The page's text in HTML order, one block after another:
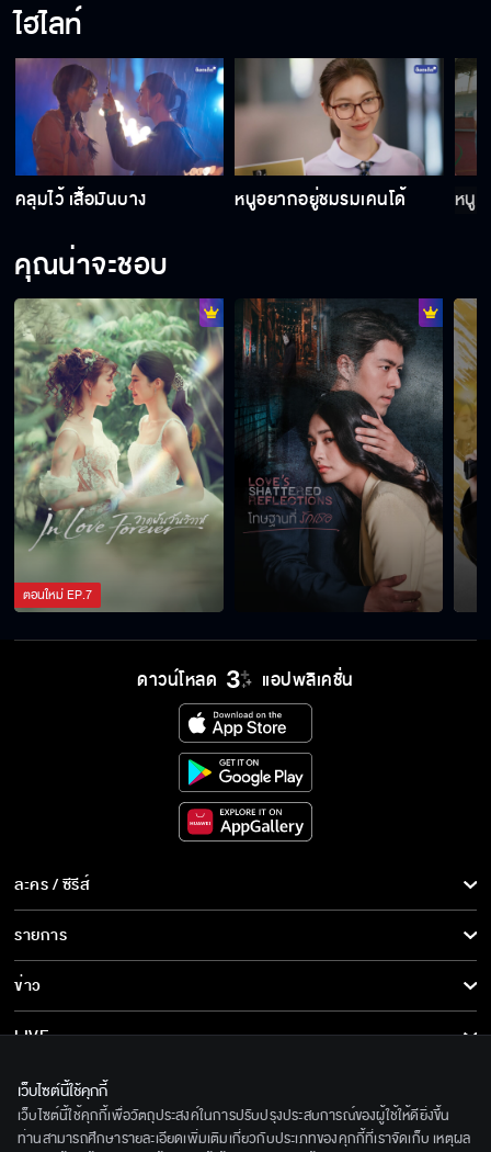
ไอร่า คิดถึงจังเลย
ถ้าไอร่าเป็นอะไรไป พี่จะไม่ให้อภัยตัวเอง
จะอิจฉาใคร ช่วยดูตัวเองก่อนนะ
ตะวันอยากปกป้องเขา ในฐานะบอดี้การ์ดหรือคู่
ชีวิต
จัดฉากถ่ายรูปทำลายชื่อเสียงไอร่า
อย่าหวังแต่ประโยชน์จากศิลปินอย่างเดียว
อย่าไปไหนอีกเลยนะ
ไอร่าเป็นรุ่นน้องพี่ตะวัน
พี่ไม่เป็นอะไร
ไฮไลท์
คลุมไว้ เสื้อมันบาง หนูอยากอยู่ชมรมเคนโด้ หนูจ
คุณน่าจะชอบ
ตอนใหม่EP.7
ดาวน์โหลด แอปพลิเคชั่น
ละคร / ซีรีส์
ละคร/ซีรีส์
ซีรีส์นานาชาติ
การ์ตูน & เกม
รายการ
รายการทั้งหมด
ข่าว
ข่าวทั้งหมด
ข่าวประชาสัมพันธ์
LIVE
เกี่ยวกับเรา
BEC World
ติดตามเราได้ที่
เว็บไซต์นี้ใช้คุกกี้
เว็บไซต์นี้ใช้คุกกี้เพื่อวัตถุประสงค์ในการปรับปรุงประสบการณ์ของผู้ใช้ให้ดียิ่งขึ้น
ท่านสามารถศึกษารายละเอียดเพิ่มเติมเกี่ยวกับประเภทของคุกกี้ที่เราจัดเก็บ เหตุผล